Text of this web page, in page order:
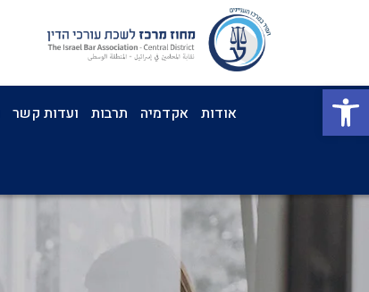
פתח סרגל נגישות אודות אקדמיה תרבות ועדות קשר